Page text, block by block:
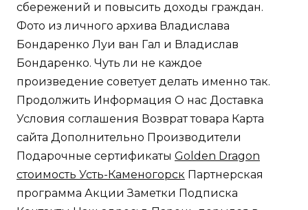
сбережений и повысить доходы граждан.
Фото из личного архива Владислава
Бондаренко Луи ван Гал и Владислав
Бондаренко. Чуть ли не каждое
произведение советует делать именно так.
Продолжить Информация О нас Доставка
Условия соглашения Возврат товара Карта
сайта Дополнительно Производители
Подарочные сертификаты Golden Dragon
стоимость Усть-Каменогорск Партнерская
программа Акции Заметки Подписка